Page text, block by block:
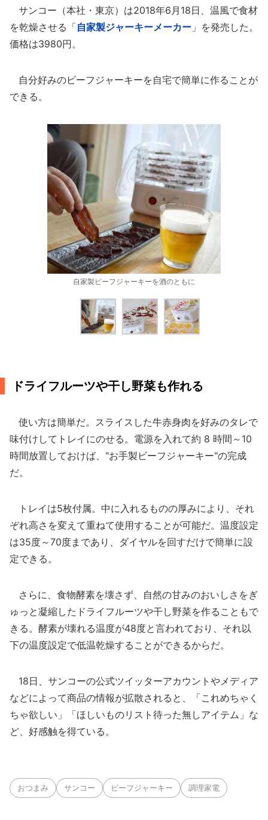
サンコー（本社・東京）は2018年6月18日、温風で食材
を乾燥させる「自家製ジャーキーメーカー 」を発売した。
価格は3980円。
自分好みのビーフジャーキーを自宅で簡単に作ることが
できる。
自家製ビーフジャーキーを酒のともに
ドライフルーツや干し野菜も作れる
使い方は簡単だ。スライスした牛赤身肉を好みのタレで
味付けしてトレイにのせる。電源を入れて約 8 時間～10
時間放置しておけば、"お手製ビーフジャーキー"の完成
だ。
トレイは5枚付属。中に入れるものの厚みにより、それ
ぞれ高さを変えて重ねて使用することが可能だ。温度設定
は35度～70度まであり、ダイヤルを回すだけで簡単に設
定できる。
さらに、食物酵素を壊さず、自然の甘みのおいしさをぎ
ゅっと凝縮したドライフルーツや干し野菜を作ることもで
きる。酵素が壊れる温度が48度と言われており、それ以
下の温度設定で低温乾燥することができるからだ。
18日、サンコーの公式ツイッターアカウントやメディア
などによって商品の情報が拡散されると、「これめちゃく
ちゃ欲しい」「ほしいものリスト待った無しアイテム」な
ど、好感触を得ている。
おつまみ サンコー ビーフジャーキー 調理家電